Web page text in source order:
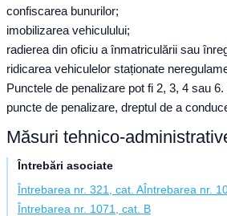
confiscarea bunurilor;
imobilizarea vehiculului;
radierea din oficiu a înmatriculării sau
ridicarea vehiculelor staționate
Punctele de penalizare pot fi 2, 3, 4 sau
puncte de penalizare, dreptul de a
Măsuri tehnico-
Întrebări asociate
Întrebarea nr. 321, cat. AÎntrebarea nr.
Întrebarea nr. 1071, cat. B